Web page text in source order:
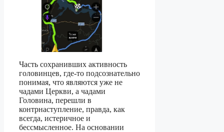
Часть сохранивших активность
головинцев, где-то подсознательно
понимая, что являются уже не
чадами Церкви, а чадами
Головина, перешли в
контрнаступление, правда, как
всегда, истеричное и
бессмысленное. На основании